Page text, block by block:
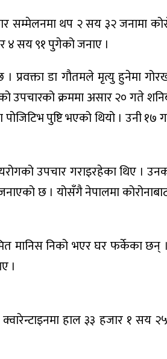
सम्मेलनमा थप २ सय ३२ जनामा
४ सय ९१ पुगेको जनाए ।
प्रवक्ता डा गौतमले मृत्यु हुनेमा
क्रममा असार २० गते
पुष्टि भएको थियो । उनी १७
उपचार गराइरहेका थिए ।
छ । योसँगै नेपालमा
मानिस निको भएर घर फर्केका छन्
।
हाल ३३ हजार १ सय